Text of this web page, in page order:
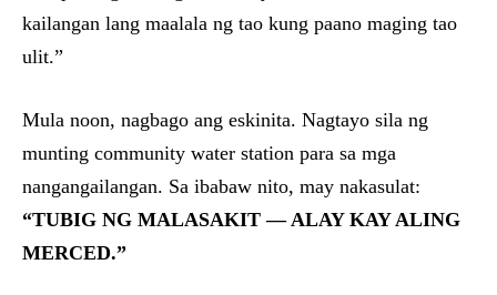
kailangan lang maalala ng tao kung paano maging tao
ulit.”
Mula noon, nagbago ang eskinita. Nagtayo sila ng
munting community water station para sa mga
nangangailangan. Sa ibabaw nito, may nakasulat:
“TUBIG NG MALASAKIT — ALAY KAY ALING
MERCED.”